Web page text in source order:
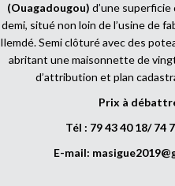
(Ouagadougou) d’une superficie
demi, situé non loin de l’usine de
Ilemdé. Semi clôturé avec des
abritant une maisonnette de
d’attribution et plan
Prix à
Tél : 79 43 40 18/ 74
E-mail: